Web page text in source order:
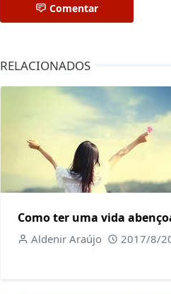
Comentar
RELACIONADOS
Como ter uma vida
Aldenir Araújo 2017/8/